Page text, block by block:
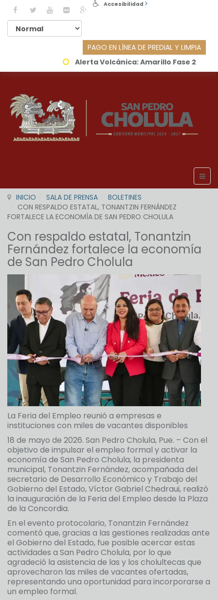
Accesibilidad
PAGO EN LÍNEA DE PREDIAL Y LIMPIA
Alerta Volcánica:Amarillo Fase 2
INICIO SALA DE PRENSA
BOLETINES
CON RESPALDO ESTATAL, TONANTZIN FERNÁNDEZ
FORTALECE LA ECONOMÍA DE SAN PEDRO CHOLULA
Con respaldo estatal, Tonantzin
Fernández fortalece la economía
de San Pedro Cholula
La Feria del Empleo reunió a empresas e
instituciones con miles de vacantes disponibles
18 de mayo de 2026. San Pedro Cholula, Pue. – Con el
objetivo de impulsar el empleo formal y activar la
economía de San Pedro Cholula, la presidenta
municipal, Tonantzin Fernández, acompañada del
secretario de Desarrollo Económico y Trabajo del
Gobierno del Estado, Víctor Gabriel Chedraui, realizó
la inauguración de la Feria del Empleo desde la Plaza
de la Concordia.
En el evento protocolario, Tonantzin Fernández
comentó que, gracias a las gestiones realizadas ante
el Gobierno del Estado, fue posible acercar estas
actividades a San Pedro Cholula, por lo que
agradeció la asistencia de las y los cholultecas que
aprovecharon las miles de vacantes ofertadas,
representando una oportunidad para incorporarse a
un empleo formal.